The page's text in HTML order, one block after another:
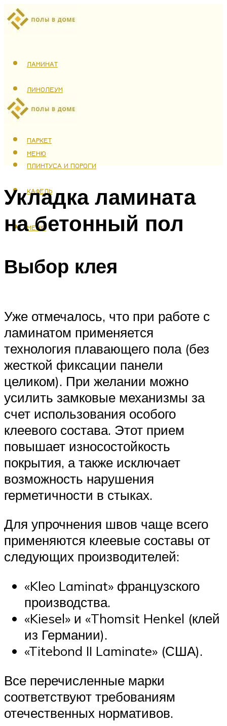
ЛАМИНАТ
ЛИНОЛЕУМ
ТЕПЛЫЙ ПОЛ
ПАРКЕТ
ПЛИНТУСА И ПОРОГИ
КАФЕЛЬ
МЕНЮ
МЕНЮ
Укладка ламината
на бетонный пол
Выбор клея
Уже отмечалось, что при работе с
ламинатом применяется
технология плавающего пола (без
жесткой фиксации панели
целиком). При желании можно
усилить замковые механизмы за
счет использования особого
клеевого состава. Этот прием
повышает износостойкость
покрытия, а также исключает
возможность нарушения
герметичности в стыках.
Для упрочнения швов чаще всего
применяются клеевые составы от
следующих производителей:
«Kleo Laminat» французского
производства.
«Kiesel» и «Thomsit Henkel (клей
из Германии).
«Titebond II Laminate» (США).
Все перечисленные марки
соответствуют требованиям
отечественных нормативов.